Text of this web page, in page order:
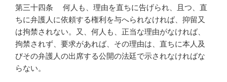
第三十四条 何人も、理由を直ちに告げられ、且つ、直
ちに弁護人に依頼する権利を与へられなければ、抑留又
は拘禁されない。又、何人も、正当な理由がなければ、
拘禁されず、要求があれば、その理由は、直ちに本人及
びその弁護人の出席する公開の法廷で示されなければな
らない。